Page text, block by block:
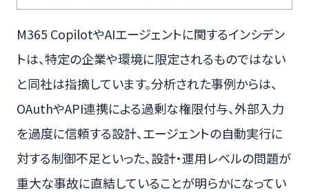
M365 CopilotやAIエージェントに関するインシデン
トは、特定の企業や環境に限定されるものではない
と同社は指摘しています。分析された事例からは、
OAuthやAPI連携による過剰な権限付与、外部入力
を過度に信頼する設計、エージェントの自動実行に
対する制御不足といった、設計・運用レベルの問題が
重大な事故に直結していることが明らかになってい